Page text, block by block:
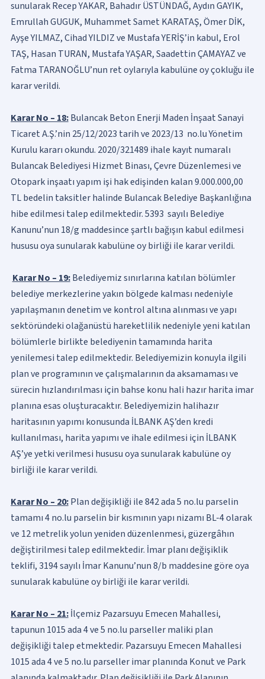
sunularak Recep YAKAR, Bahadır ÜSTÜNDAĞ, Aydın GAYIK,
Emrullah GUGUK, Muhammet Samet KARATAŞ, Ömer DİK,
Ayşe YILMAZ, Cihad YILDIZ ve Mustafa YERİŞ’in kabul, Erol
TAŞ, Hasan TURAN, Mustafa YAŞAR, Saadettin ÇAMAYAZ ve
Fatma TARANOĞLU’nun ret oylarıyla kabulüne oy çokluğu ile
karar verildi.
Karar No – 18:Bulancak Beton Enerji Maden İnşaat Sanayi
Ticaret A.Ş.’nin 25/12/2023 tarih ve 2023/13 no.lu Yönetim
Kurulu kararı okundu. 2020/321489 ihale kayıt numaralı
Bulancak Belediyesi Hizmet Binası, Çevre Düzenlemesi ve
Otopark inşaatı yapım işi hak edişinden kalan 9.000.000,00
TL bedelin taksitler halinde Bulancak Belediye Başkanlığına
hibe edilmesi talep edilmektedir. 5393 sayılı Belediye
Kanunu’nun 18/g maddesince şartlı bağışın kabul edilmesi
hususu oya sunularak kabulüne oy birliği ile karar verildi.
Karar No – 19:Belediyemiz sınırlarına katılan bölümler
belediye merkezlerine yakın bölgede kalması nedeniyle
yapılaşmanın denetim ve kontrol altına alınması ve yapı
sektöründeki olağanüstü hareketlilik nedeniyle yeni katılan
bölümlerle birlikte belediyenin tamamında harita
yenilemesi talep edilmektedir. Belediyemizin konuyla ilgili
plan ve programının ve çalışmalarının da aksamaması ve
sürecin hızlandırılması için bahse konu hali hazır harita imar
planına esas oluşturacaktır. Belediyemizin halihazır
haritasının yapımı konusunda İLBANK AŞ’den kredi
kullanılması, harita yapımı ve ihale edilmesi için İLBANK
AŞ’ye yetki verilmesi hususu oya sunularak kabulüne oy
birliği ile karar verildi.
Karar No – 20:Plan değişikliği ile 842 ada 5 no.lu parselin
tamamı 4 no.lu parselin bir kısmının yapı nizamı BL-4 olarak
ve 12 metrelik yolun yeniden düzenlenmesi, güzergâhın
değiştirilmesi talep edilmektedir. İmar planı değişiklik
teklifi, 3194 sayılı İmar Kanunu’nun 8/b maddesine göre oya
sunularak kabulüne oy birliği ile karar verildi.
Karar No – 21:İlçemiz Pazarsuyu Emecen Mahallesi,
tapunun 1015 ada 4 ve 5 no.lu parseller maliki plan
değişikliği talep etmektedir. Pazarsuyu Emecen Mahallesi
1015 ada 4 ve 5 no.lu parseller imar planında Konut ve Park